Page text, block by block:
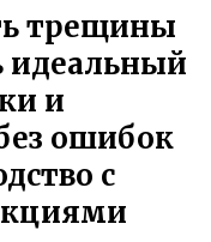
трещины
идеальный
и
ошибок
с